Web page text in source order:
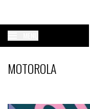
MOTOROLA